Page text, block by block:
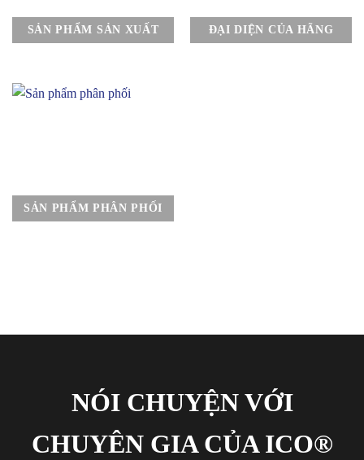
SẢN PHẨM SẢN XUẤT ĐẠI DIỆN CỦA HÃNG
SẢN PHẨM PHÂN PHỐI
NÓI CHUYỆN VỚI
CHUYÊN GIA CỦA ICO®